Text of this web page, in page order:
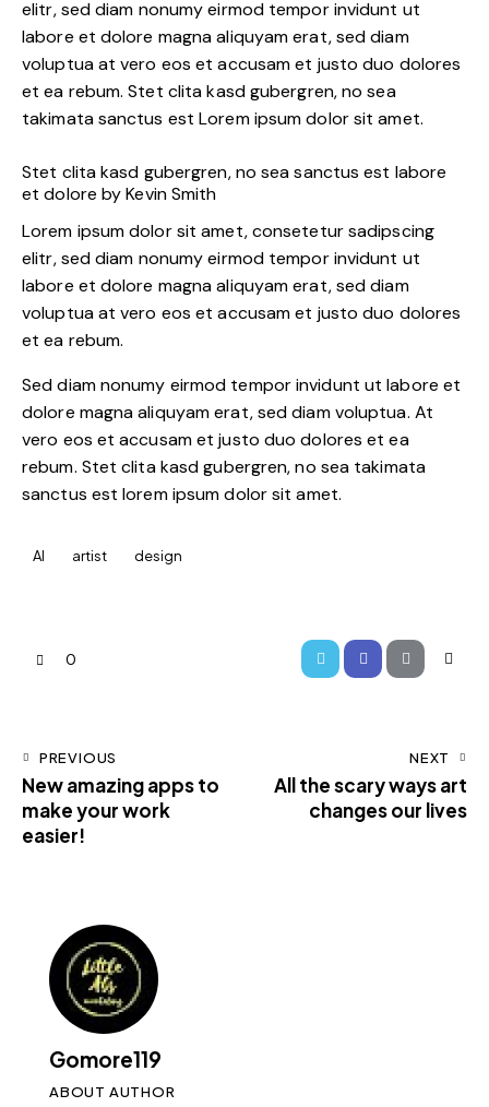
elitr, sed diam nonumy eirmod tempor invidunt ut
labore et dolore magna aliquyam erat, sed diam
voluptua at vero eos et accusam et justo duo dolores
et ea rebum. Stet clita kasd gubergren, no sea
takimata sanctus est Lorem ipsum dolor sit amet.
Stet clita kasd gubergren, no sea sanctus est labore
et dolore byKevin Smith
Lorem ipsum dolor sit amet, consetetur sadipscing
elitr, sed diam nonumy eirmod tempor invidunt ut
labore et dolore magna aliquyam erat, sed diam
voluptua at vero eos et accusam et justo duo dolores
et ea rebum.
Sed diam nonumy eirmod tempor invidunt ut labore et
dolore magna aliquyam erat, sed diam voluptua. At
vero eos et accusam et justo duo dolores et ea
rebum. Stet clita kasd gubergren, no sea takimata
sanctus est lorem ipsum dolor sit amet.
AI artist design
0
PREVIOUS
New amazing apps to
make your work
easier!
NEXT
All the scary ways art
changes our lives
Gomore119
ABOUT AUTHOR